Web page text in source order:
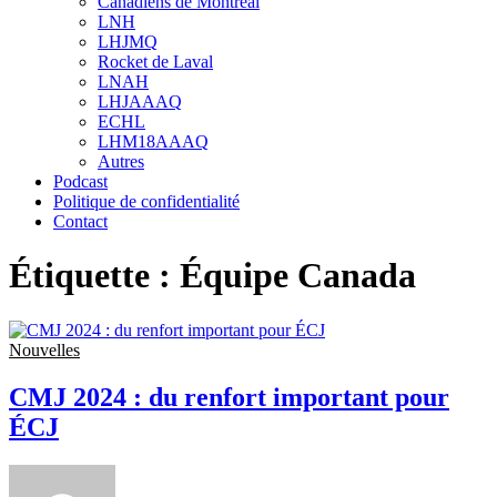
sub
menu
LNH
LHJMQ
Rocket de Laval
LNAH
LHJAAAQ
ECHL
LHM18AAAQ
Autres
Podcast
Politique de confidentialité
Contact
Étiquette : Équipe Canada
Nouvelles
CMJ 2024 : du renfort important pour
ÉCJ